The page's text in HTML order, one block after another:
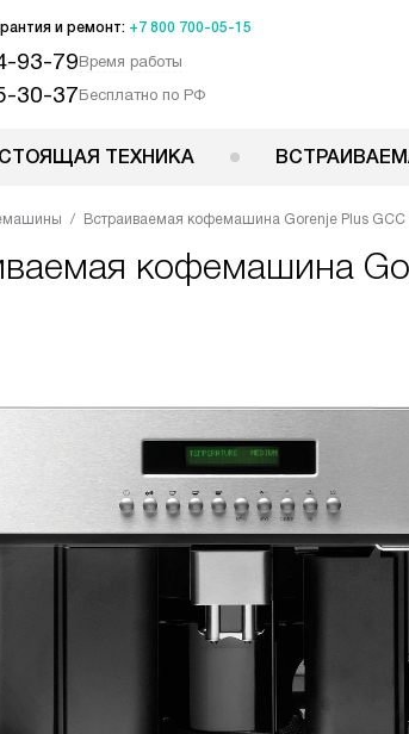
и ремонт: +7 800 700-05-15
93-79Время работы
30-37Бесплатно по РФ
ТЕХНИКА
Встраиваемая кофемашина Gorenje Plus GCC
кофемашина